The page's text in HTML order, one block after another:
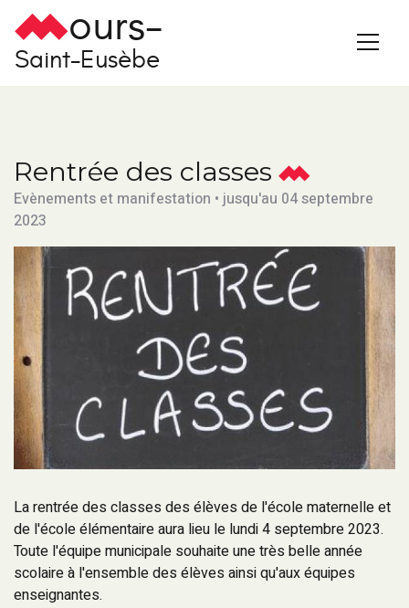
ours-
Saint-Eusèbe
Rentrée des classes
Evènements et manifestation • jusqu'au 04 septembre
2023
La rentrée des classes des élèves de l'école maternelle et
de l'école élémentaire aura lieu le lundi 4 septembre 2023.
Toute l'équipe municipale souhaite une très belle année
scolaire à l'ensemble des élèves ainsi qu'aux équipes
enseignantes.